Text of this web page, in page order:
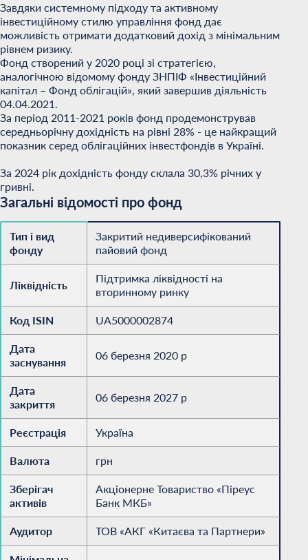
Завдяки системному підходу та активному
інвестиційному стилю управління фонд дає
можливість отримати додатковий дохід з мінімальним
рівнем ризику.
Фонд створений у 2020 році зі стратегією,
аналогічною відомому фонду ЗНПІФ «Інвестиційний
капітал – Фонд облігацій», який завершив діяльність
04.04.2021.
За період 2011-2021 років фонд продемонстрував
середньорічну дохідність на рівні 28% - це найкращий
показник серед облігаційних інвестфондів в Україні.
За 2024 рік дохідність фонду склала 30,3% річних у
гривні.
Загальні відомості про фонд
Тип і вид
фонду
Закритий недиверсифікований
пайовий фонд
Ліквідність
Підтримка ліквідності на
вторинному ринку
Код ISIN UA5000002874
Дата
заснування
06 березня 2020 р
Дата
закриття
06 березня 2027 р
Реєстрація Україна
Валюта грн
Зберігач
активів
Акціонерне Товариство «Піреус
Банк МКБ»
Аудитор ТОВ «АКГ «Китаєва та Партнери»